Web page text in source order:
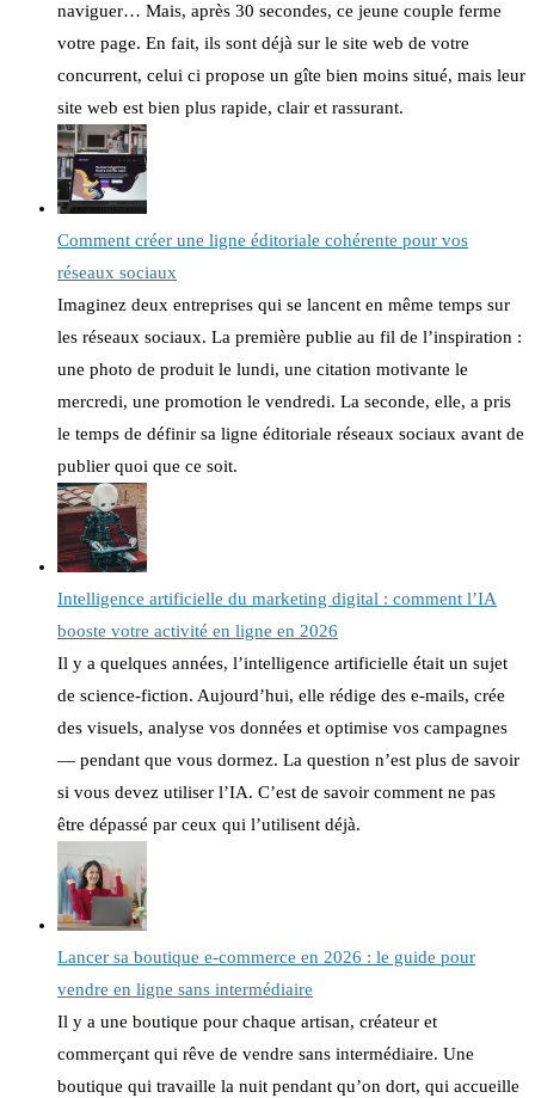
naviguer… Mais, après 30 secondes, ce jeune couple ferme
votre page. En fait, ils sont déjà sur le site web de votre
concurrent, celui ci propose un gîte bien moins situé, mais leur
site web est bien plus rapide, clair et rassurant.
Comment créer une ligne éditoriale cohérente pour vos
réseaux sociaux
Imaginez deux entreprises qui se lancent en même temps sur
les réseaux sociaux. La première publie au fil de l’inspiration :
une photo de produit le lundi, une citation motivante le
mercredi, une promotion le vendredi. La seconde, elle, a pris
le temps de définir sa ligne éditoriale réseaux sociaux avant de
publier quoi que ce soit.
Intelligence artificielle du marketing digital : comment l’IA
booste votre activité en ligne en 2026
Il y a quelques années, l’intelligence artificielle était un sujet
de science-fiction. Aujourd’hui, elle rédige des e-mails, crée
des visuels, analyse vos données et optimise vos campagnes
— pendant que vous dormez. La question n’est plus de savoir
si vous devez utiliser l’IA. C’est de savoir comment ne pas
être dépassé par ceux qui l’utilisent déjà.
Lancer sa boutique e-commerce en 2026 : le guide pour
vendre en ligne sans intermédiaire
Il y a une boutique pour chaque artisan, créateur et
commerçant qui rêve de vendre sans intermédiaire. Une
boutique qui travaille la nuit pendant qu’on dort, qui accueille